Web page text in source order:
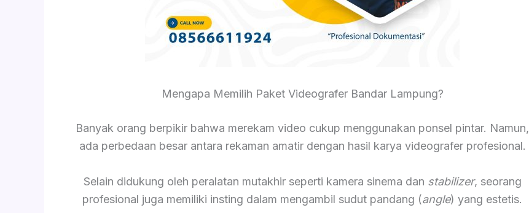
Mengapa Memilih Paket Videografer Bandar Lampung?
Banyak orang berpikir bahwa merekam video cukup menggunakan ponsel pintar. Namun,
ada perbedaan besar antara rekaman amatir dengan hasil karya videografer profesional.
Selain didukung oleh peralatan mutakhir seperti kamera sinema dan stabilizer, seorang
profesional juga memiliki insting dalam mengambil sudut pandang (angle) yang estetis.